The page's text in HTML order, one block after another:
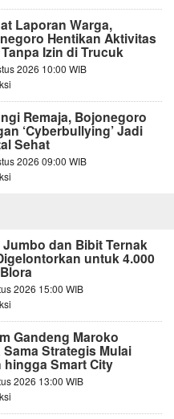
Laporan Warga,
Hentikan Aktivitas
Izin di Trucuk
2026 10:00 WIB
Remaja, Bojonegoro
‘Cyberbullying’ Jadi
Sehat
2026 09:00 WIB
Jumbo dan Bibit Ternak
untuk 4.000
2026 15:00 WIB
Gandeng Maroko
Strategis Mulai
hingga Smart City
2026 13:00 WIB